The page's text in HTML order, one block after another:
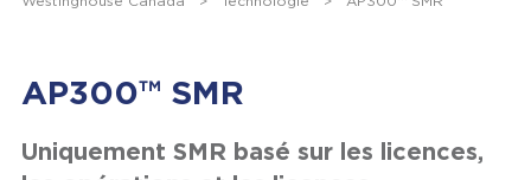
AP300™ SMR
Uniquement SMR basé sur les licences,